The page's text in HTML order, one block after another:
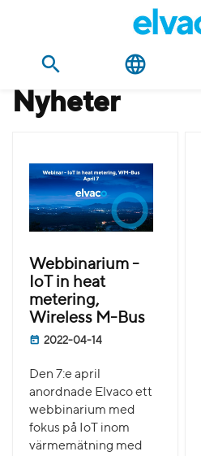
nyheter
Webbinarium -
IoT in heat
metering,
Wireless M-Bus
2022-04-14
Den 7:e april
anordnade Elvaco ett
webbinarium med
fokus på IoT inom
värmemätning med